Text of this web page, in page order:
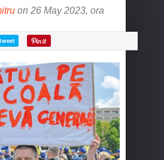
on 26 May 2023, ora